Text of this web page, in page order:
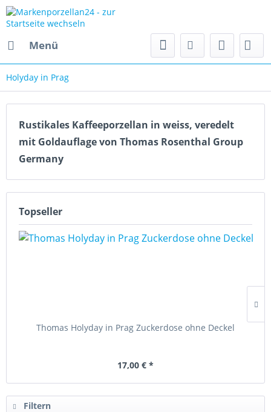
Menü
Holyday in Prag
Rustikales Kaffeeporzellan in weiss, veredelt
mit Goldauflage von Thomas Rosenthal Group
Germany
Topseller
Thomas Holyday in Prag Zuckerdose ohne Deckel
17,00 € *
Filtern